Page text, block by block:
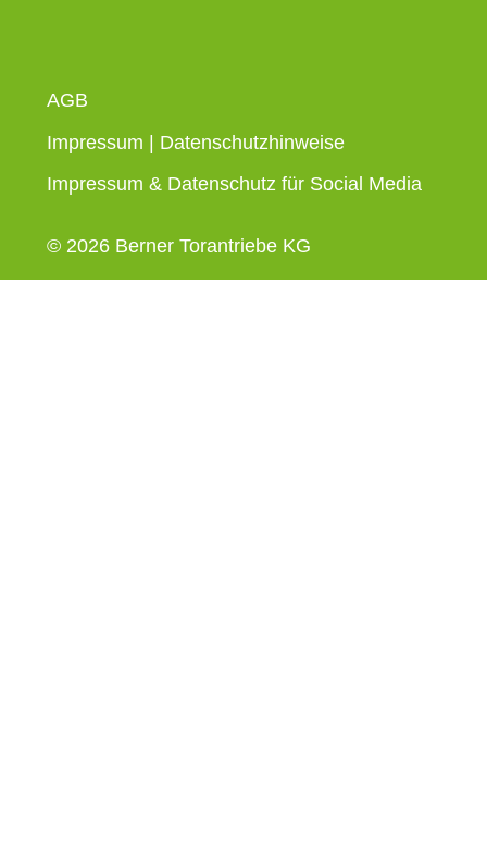
AGB
Impressum | Datenschutzhinweise
Impressum & Datenschutz für Social Media
© 2026 Berner Torantriebe KG